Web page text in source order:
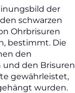
der
schwarzen
Ohrbrisuren
bestimmt. Die
den
den Brisuren
gewährleistet,
wurden.